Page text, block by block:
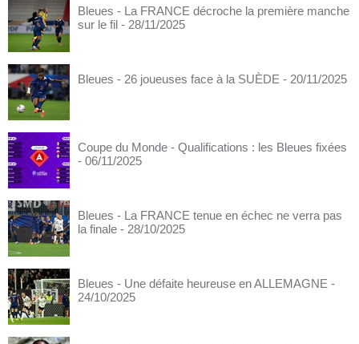
Bleues - La FRANCE décroche la première manche
sur le fil - 28/11/2025
Bleues - 26 joueuses face à la SUÈDE - 20/11/2025
Coupe du Monde - Qualifications : les Bleues fixées
- 06/11/2025
Bleues - La FRANCE tenue en échec ne verra pas
la finale - 28/10/2025
Bleues - Une défaite heureuse en ALLEMAGNE -
24/10/2025